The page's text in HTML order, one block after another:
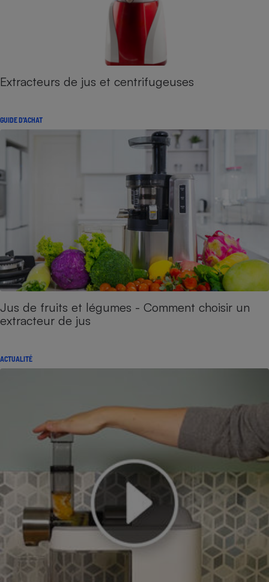
Extracteurs de jus et centrifugeuses
GUIDE D'ACHAT
Jus de fruits et légumes - Comment choisir un
extracteur de jus
ACTUALITÉ